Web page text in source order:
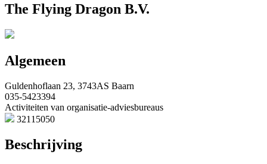
The Flying Dragon B.V.
Algemeen
Guldenhoflaan 23, 3743AS Baarn
035-5423394
Activiteiten van organisatie-adviesbureaus
32115050
Beschrijving